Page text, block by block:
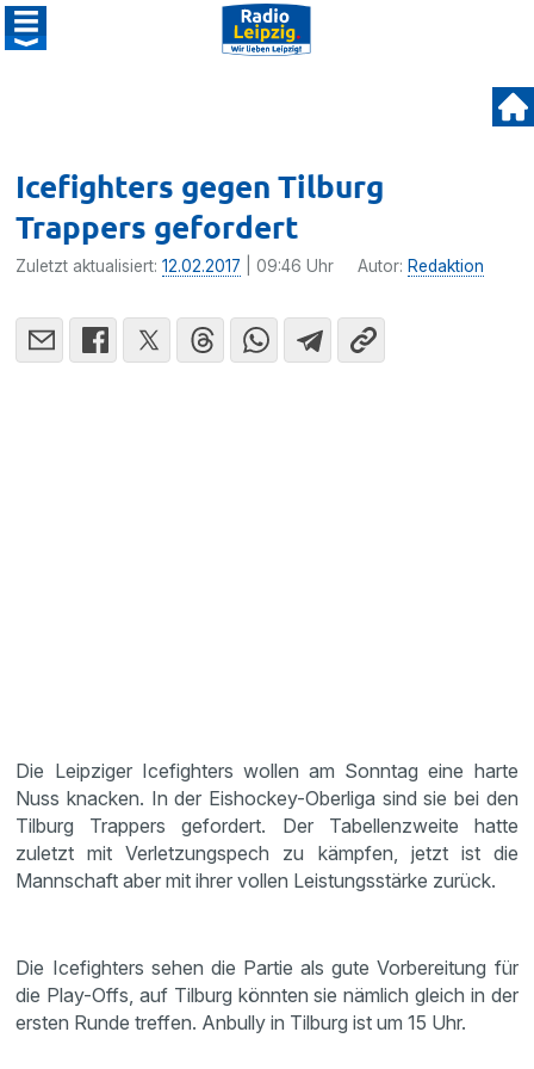
Icefighters gegen Tilburg
Trappers gefordert
Zuletzt aktualisiert:12.02.2017 | 09:46 Uhr Autor: Redaktion
Die Leipziger Icefigh­ters wollen am Sonntag eine harte
Nuss knacken. In der Eisho­ckey-Oberliga sind sie bei den
Tilburg Trappers gefor­dert. Der Tabel­len­zweite hatte
zuletzt mit Verlet­zungs­pech zu kämpfen, jetzt ist die
Mannschaft aber mit ihrer vollen Leistungs­stärke zurück.
Die Icefigh­ters sehen die Partie als gute Vorbe­rei­tung für
die Play-Offs, auf Tilburg könnten sie nämlich gleich in der
ersten Runde treffen. Anbully in Tilburg ist um 15 Uhr.